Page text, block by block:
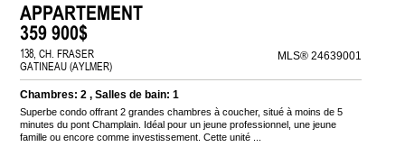
APPARTEMENT
359 900$
138, CH. FRASER
GATINEAU (AYLMER)
MLS® 24639001
Chambres: 2 , Salles de bain: 1
Superbe condo offrant 2 grandes chambres à coucher, situé à moins de 5
minutes du pont Champlain. Idéal pour un jeune professionnel, une jeune
famille ou encore comme investissement. Cette unité ...